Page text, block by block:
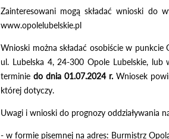
Zainteresowani mogą składać wnioski do
www.opolelubelskie.pl
Wnioski można składać osobiście w
ul. Lubelska 4, 24-300 Opole Lubelskie, lub
terminie do dnia 01.07.2024 r. Wniosek
której dotyczy.
Uwagi i wnioski do prognozy oddziaływania
- w formie pisemnej na adres: Burmistrz